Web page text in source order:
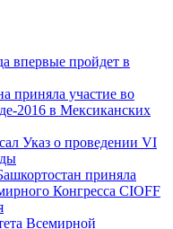
впервые пройдет в
приняла участие во
2016 в Мексиканских
Указ о проведении VI
приняла
Конгресса CIOFF
Всемирной